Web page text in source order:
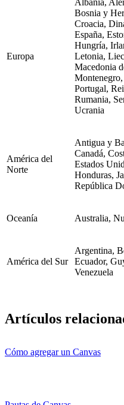
Europa
Albania,
Bosnia y
Croacia,
España,
Hungría,
Letonia,
Macedonia
Portugal,
Rumania,
Ucrania
América del
Norte
Antigua y
Canadá,
Estados
Honduras,
República
Oceanía Australia,
América del Sur
Argentina,
Ecuador,
Venezuela
Artículos
Cómo agregar un Canvas